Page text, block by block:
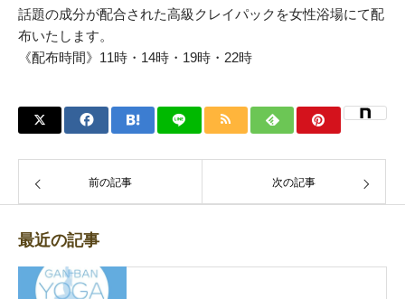
話題の成分が配合された高級クレイパックを女性浴場にて配
布いたします。
《配布時間》11時・14時・19時・22時
前の記事 次の記事
最近の記事